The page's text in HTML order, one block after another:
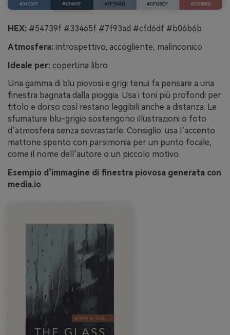
HEX: #54739f #33465f #7f93ad #cfd6df #b06b6b
Atmosfera: introspettivo, accogliente, malinconico
Ideale per: copertina libro
Una gamma di blu piovosi e grigi tenui fa pensare a una
finestra bagnata dalla pioggia. Usa i toni più profondi per
titolo e dorso così restano leggibili anche a distanza. Le
sfumature blu-grigio sostengono illustrazioni o foto
d’atmosfera senza sovrastarle. Consiglio: usa l’accento
mattone spento con parsimonia per un punto focale,
come il nome dell’autore o un piccolo motivo.
Esempio d’immagine di finestra piovosa generata con
media.io